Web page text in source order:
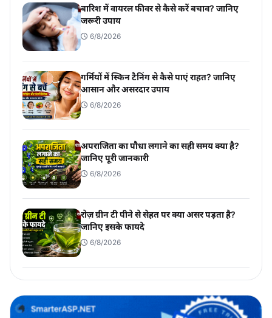
बारिश में वायरल फीवर से कैसे करें बचाव? जानिए
जरूरी उपाय
6/8/2026
गर्मियों में स्किन टैनिंग से कैसे पाएं राहत? जानिए
आसान और असरदार उपाय
6/8/2026
अपराजिता का पौधा लगाने का सही समय क्या है?
जानिए पूरी जानकारी
6/8/2026
रोज़ ग्रीन टी पीने से सेहत पर क्या असर पड़ता है?
जानिए इसके फायदे
6/8/2026